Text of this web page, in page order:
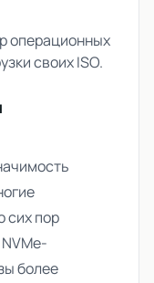
операционных
своих ISO.
сих пор
более